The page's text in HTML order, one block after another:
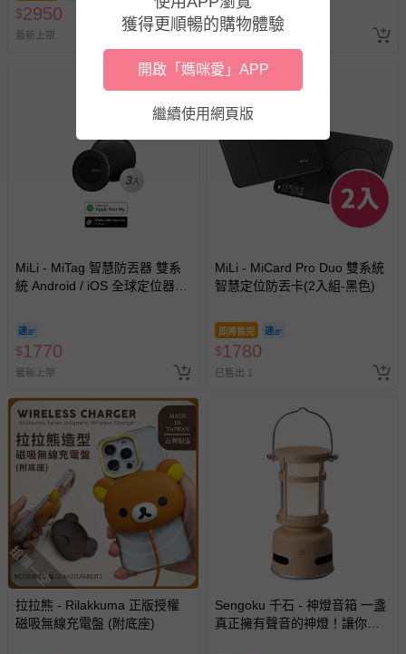
報紙、期刊或雜誌（惟書籍如經拆封、使用，則酌收整
新費用）。
經消費者拆封之影音商品或電腦軟體（例如 DVD、CD
上服務，經消費者事先同意始提供（例如線上課程、遊
戲或活動點數等）。
已拆封之以下類型商品：
-個人衛生用品（例如尿布、貼身衣物、泳裝、襪子、地
墊、寢具類等）。
-新生兒親膚衣物（嬰幼兒包巾與背巾、包屁衣、學習
-接觸性孕哺產品（奶嘴、奶瓶、擠乳器、哺乳衣、托腹
帶束縛衣、餐搖椅等）。
示字句等說明貼紙、封條者。
國際航空、客運、訂房等服務。
相關的退換貨辦理流程，可詳見：
其他常見問題：
運送服務：目前提供的運送僅限台灣本島。如您位於離島地
區，可能會無法配送，或須依據商品需加收離島運費。廠商
亦保留出貨與否的權利。離島、偏遠地區、樓層親送等加價
費用，可能會另需加收。
商品實際的配達日期，可於訂單個人資料內的查詢訂單內，
已出貨通知之訊息為主。
如您收到商品，請依正常流程檢查是否完好，若商品遇瑕疵
情形，您可申請更換新品或退貨，請見：
$2950
最新上架
$1770
最新上架
MiLi - MiTag 智慧防丟器 雙系
統 Android / iOS 全球定位器(3
$1770
最新上架
MiLi - MiCard Pro Duo 雙系統
智慧定位防丟卡(2入組-黑色)
即將售完
$1780
已售出 1
搶購一空
拉拉熊 - Rilakkuma 正版授權
磁吸無線充電盤 (附底座)
Sengoku 千石 - 神燈音箱 一盞
真正擁有聲音的神燈！讓你一
獲得更順暢的購物體驗
開啟「媽咪愛」APP
繼續使用網頁版